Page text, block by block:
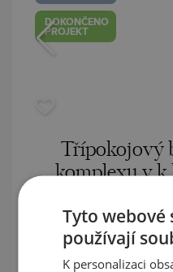
DOKONČENO
PROJEKT
Třípokojový
komplexu v
GOLDEN SANDS /
Plocha: 111 m²
Cena: € /// 1
Tyto webové
používají
K personalizaci